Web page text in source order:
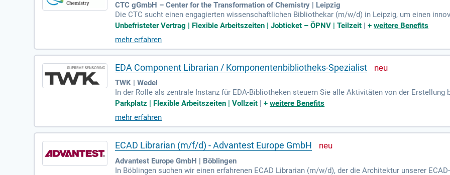
CTC gGmbH – Center for the Transformation of Chemistry | Leipzig
Die CTC sucht einen engagierten wissenschaftlichen Bibliothekar (m/w/d) in Leipzig, um einen
se unbefristete Stelle bietet die Möglichkeit, einen zentralen Beitrag zur Forschung zu leisten, indem
schaftlichen Ergebnissen fördern. In dieser Rolle sind Sie für die Entwicklung, Organisation und
lich. Dazu gehören Budgetsteuerung, Prozessmanagement und die Implementierung notwendiger
tlichen und administrativen Abteilungen zusammen, um ein umfassendes Serviceportfolio zu
Unbefristeter Vertrag | Flexible Arbeitszeiten | Jobticket – ÖPNV | Teilzeit |+weitere Benefits
mehr erfahren
EDA Component Librarian / Komponentenbibliotheks-Spezialist
TWK | Wedel
In der Rolle als zentrale Instanz für EDA-Bibliotheken steuern Sie alle Aktivitäten von der Erstellung
em Altium Designer, wo Sie Schaltzeichen, Footprints und 3D-Modelle (STEP/IDF) entwickeln.
PC-2581 gesichert. Sie verwalten den Lifecycle-Status der Bauteile und aktualisieren Stücklisten im
sistente und fehlerfreie Zusammenarbeit über den gesamten Produktlebenszyklus.
Parkplatz | Flexible Arbeitszeiten | Vollzeit |+weitere Benefits
mehr erfahren
ECAD Librarian (m/f/d) - Advantest Europe GmbH
Advantest Europe GmbH | Böblingen
In Böblingen suchen wir einen erfahrenen ECAD Librarian (m/w/d), der die Architektur unserer